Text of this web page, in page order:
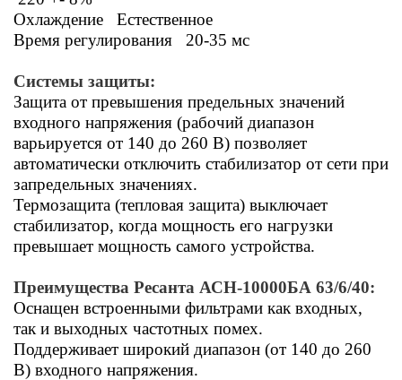
Охлаждение Естественное
Время регулирования 20-35 мс
Системы защиты:
Защита от превышения предельных значений
входного напряжения (рабочий диапазон
варьируется от 140 до 260 В) позволяет
автоматически отключить стабилизатор от сети при
запредельных значениях.
Термозащита (тепловая защита) выключает
стабилизатор, когда мощность его нагрузки
превышает мощность самого устройства.
Преимущества Ресанта АСН-10000БА 63/6/40:
Оснащен встроенными фильтрами как входных,
так и выходных частотных помех.
Поддерживает широкий диапазон (от 140 до 260
В) входного напряжения.